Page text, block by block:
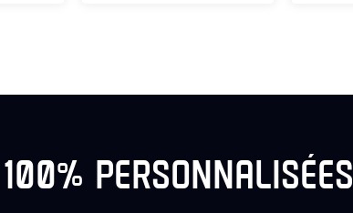
PERSONNALISÉES